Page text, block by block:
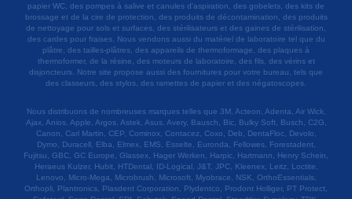
papier WC, des pompes à salive et canules d'aspiration, des gobelets, des kits de
brossage et de la cire de protection, des produits de décontamination, des produits
de nettoyage pour sols et surfaces, des stérilisateurs et des gaines de stérilisation,
des cardes pour fraises. Nous vendons aussi du matériel de laboratoire tel que du
plâtre, des tailles-plâtres, des appareils de thermoformage, des plaques à
thermoformer, de la résine, des moteurs de laboratoire, des fils, des vérins et
disjoncteurs. Notre site propose aussi des fournitures pour votre bureau, tels que
des classeurs, des stylos, des ramettes de papier et des négatoscopes.
Nous distribuons de nombreuses marques telles que 3M, Acteon, Adenta, Air Wick,
Ajax, Anios, Apple, Argos, Astek, Asus, Avery, Bausch, Bic, Bulky Soft, Busch, C2G,
Canon, Carl Martin, CEP, Cominox, Contacez, Coxo, Deb, DentaFloc, Devolo,
Dymo, Duracell, Elba, Elmex, EMS, Esselte, Euronda, Fellowes, Forestadent,
Fujitsu, GBC, GC Europe, Glassex, Hager Werken, Harpic, Hartmann, Henry Schein,
Heraeus Kulzer, Hubit, HTDental, ID-Logical, J&T, JPC, Kleenex, Leitz, Loctite,
Lenovo, Micro-Mega, Microbrush, Microsoft, Myobrace, NSK, OrthoEssentials,
Orthopli, Plantronics, Plasdent Corporation, Plydentco, Prodont Holliger, PT Protect,